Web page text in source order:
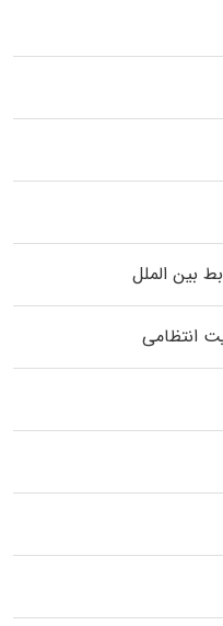
بین الملل
انتظامی